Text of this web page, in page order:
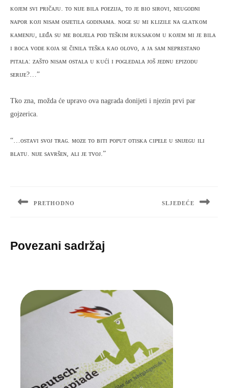
ᴋᴏᴊᴇᴍ sᴠɪ ᴘʀɪčᴀᴊᴜ. ᴛᴏ ɴɪᴊᴇ ʙɪʟᴀ ᴘᴏᴇᴢɪᴊᴀ, ᴛᴏ ᴊᴇ ʙɪᴏ sɪʀᴏᴠɪ, ɴᴇᴜɢᴏᴅɴɪ
ɴᴀᴘᴏʀ ᴋᴏᴊɪ ɴɪsᴀᴍ ᴏsᴊᴇᴛɪʟᴀ ɢᴏᴅɪɴᴀᴍᴀ. ɴᴏɢᴇ sᴜ ᴍɪ ᴋʟɪᴢɪʟᴇ ɴᴀ ɢʟᴀᴛᴋᴏᴍ
ᴋᴀᴍᴇɴᴊᴜ, ʟᴇđᴀ sᴜ ᴍᴇ ʙᴏʟᴊᴇʟᴀ ᴘᴏᴅ ᴛᴇšᴋɪᴍ ʀᴜᴋsᴀᴋᴏᴍ ᴜ ᴋᴏᴊᴇᴍ ᴍɪ ᴊᴇ ʙɪʟᴀ
ɪ ʙᴏᴄᴀ ᴠᴏᴅᴇ ᴋᴏᴊᴀ sᴇ čɪɴɪʟᴀ ᴛᴇšᴋᴀ ᴋᴀᴏ ᴏʟᴏᴠᴏ, ᴀ ᴊᴀ sᴀᴍ ɴᴇᴘʀᴇsᴛᴀɴᴏ
ᴘɪᴛᴀʟᴀ: ᴢᴀšᴛᴏ ɴɪsᴀᴍ ᴏsᴛᴀʟᴀ ᴜ ᴋᴜći ɪ ᴘᴏɢʟᴇᴅᴀʟᴀ ᴊᴏš ᴊᴇᴅɴᴜ ᴇᴘɪᴢᴏᴅᴜ
sᴇʀɪᴊᴇ?…”
Tko zna, možda će upravo ova nagrada donijeti i njezin prvi par
gojzerica.
“…ᴏsᴛᴀᴠɪ sᴠᴏᴊ ᴛʀᴀɢ. ᴍᴏᴢᴇ ᴛᴏ ʙɪᴛɪ ᴘᴏᴘᴜᴛ ᴏᴛɪsᴋᴀ ᴄɪᴘᴇʟᴇ ᴜ sɴɪᴊᴇɢᴜ ɪʟɪ
ʙʟᴀᴛᴜ. ɴɪᴊᴇ sᴀᴠʀšᴇɴ, ᴀʟɪ ᴊᴇ ᴛᴠᴏᴊ.”
PRETHODNO SLJEDEĆE
Povezani sadržaj